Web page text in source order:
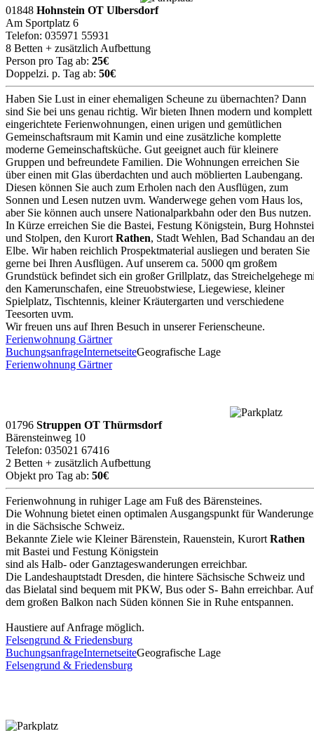
01848 Hohnstein OT Ulbersdorf
Am Sportplatz 6
Telefon: 035971 55931
8 Betten + zusätzlich Aufbettung
Person pro Tag ab: 25€
Doppelzi. p. Tag ab: 50€
Haben Sie Lust in einer ehemaligen Scheune zu übernachten? Dann
sind Sie bei uns genau richtig. Wir bieten Ihnen modern und komplett
eingerichtete Ferienwohnungen, einen urigen und gemütlichen
Gemeinschaftsraum mit Kamin und eine zusätzliche komplette
moderne Gemeinschaftsküche. Gut geeignet auch für kleinere
Gruppen und befreundete Familien. Die Wohnungen erreichen Sie
über einen mit Glas überdachten und auch möblierten Laubengang.
Diesen können Sie auch zum Erholen nach den Ausflügen, zum
Sonnen und Lesen nutzen uvm. Wanderwege gehen vom Haus los,
aber Sie können auch unsere Nationalparkbahn oder den Bus nutzen.
In Kürze erreichen Sie die Bastei, Festung Königstein, Burg
und Stolpen, den Kurort Rathen, Stadt Wehlen, Bad Schandau an
Elbe. Wir haben reichlich Prospektmaterial ausliegen und beraten Sie
gerne bei Ihren Ausflügen. Auf unserem ca. 5000 qm großem
Grundstück befindet sich ein großer Grillplatz, das Streichelgehege
den Kamerunschafen, eine Streuobstwiese, Liegewiese, kleiner
Spielplatz, Tischtennis, kleiner Kräutergarten und verschiedene
Teesorten uvm.
Wir freuen uns auf Ihren Besuch in unserer Ferienscheune.
Ferienwohnung Gärtner
BuchungsanfrageInternetseiteGeografische Lage
Ferienwohnung Gärtner
01796 Struppen OT Thürmsdorf
Bärensteinweg 10
Telefon: 035021 67416
2 Betten + zusätzlich Aufbettung
Objekt pro Tag ab: 50€
Ferienwohnung in ruhiger Lage am Fuß des Bärensteines.
Die Wohnung bietet einen optimalen Ausgangspunkt für
in die Sächsische Schweiz.
Bekannte Ziele wie Kleiner Bärenstein, Rauenstein, Kurort Rathen
mit Bastei und Festung Königstein
sind als Halb- oder Ganztageswanderungen erreichbar.
Die Landeshauptstadt Dresden, die hintere Sächsische Schweiz und
das Bielatal sind bequem mit PKW, Bus oder S- Bahn erreichbar. Auf
dem großen Balkon nach Süden können Sie in Ruhe entspannen.
Haustiere auf Anfrage möglich.
Felsengrund & Friedensburg
BuchungsanfrageInternetseiteGeografische Lage
Felsengrund & Friedensburg